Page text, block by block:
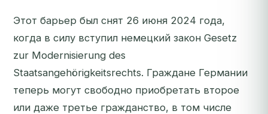
Этот барьер был снят 26 июня 2024 года,
когда в силу вступил немецкий закон Gesetz
zur Modernisierung des
Staatsangehörigkeitsrechts. Граждане Германии
теперь могут свободно приобретать второе
или даже третье гражданство, в том числе